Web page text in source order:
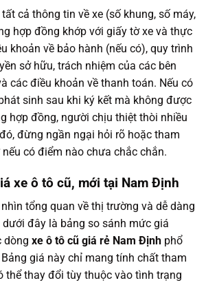
cả thông tin về xe (số khung, số máy,
hợp đồng khớp với giấy tờ xe và thực
khoản về bảo hành (nếu có), quy trình
sở hữu, trách nhiệm của các bên
các điều khoản về thanh toán. Nếu có
sinh sau khi ký kết mà không được
hợp đồng, người chịu thiệt thòi nhiều
đừng ngần ngại hỏi rõ hoặc tham
có điểm nào chưa chắc chắn.
xe ô tô cũ, mới tại Nam Định
tổng quan về thị trường và dễ dàng
đây là bảng so sánh mức giá
dòng xe ô tô cũ giá rẻ Nam Định phổ
giá này chỉ mang tính chất tham
thể thay đổi tùy thuộc vào tình trạng